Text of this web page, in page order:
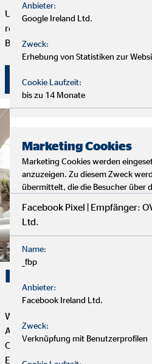
Um deine Finanzplanung aktuell
regelmäßige Servicegespräche an.
Betreuung stehen bei uns an erster
Überzeuge dich selbst
Karriere. Erfolg.
Wenn du Flexibilität,
Aufgabe mit Sinn und Zweck
OVB Finanzberater*in genau das
Engagement bestimmt, wie weit
Anbieter:
Google Ireland Ltd.
Zweck:
Erhebung von Statistiken zur
Cookie Laufzeit:
bis zu 14 Monate
Marketing Cookies
Marketing Cookies werden
anzuzeigen. Zu diesem Zweck
übermittelt, die die Besucher über
Facebook Pixel | Empfänger:
Ltd.
Name:
_fbp
Anbieter:
Facebook Ireland Ltd.
Zweck:
Verknüpfung mit Benutzerprofilen